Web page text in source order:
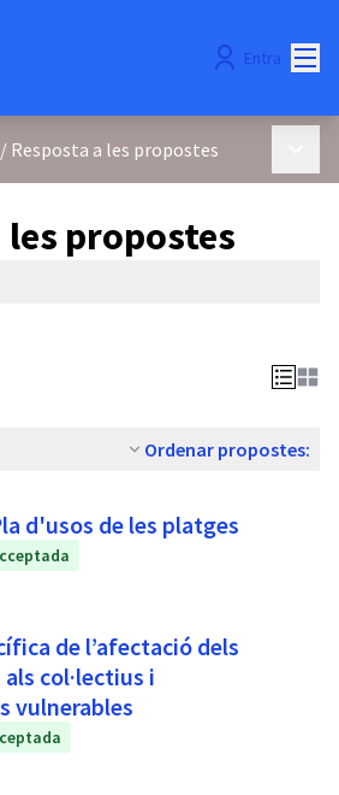
Entra
/ Resposta a les propostes
les propostes
Ordenar propostes:
d'usos de les platges
de l’afectació dels
col·lectius i
vulnerables